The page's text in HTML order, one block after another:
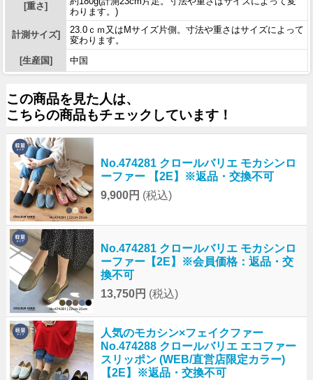
[重さ]
わります。)
計測サイズ]
23.0ｃｍ又はMサイズ片側。寸法や重さはサイズによって
変わります。
[生産国]
中国
この商品を見た人は、
こちらの商品もチェックしています！
No.474281 クロールバリエ モカシンロ
ーファー 【2E】※返品・交換不可
9,900円 (税込)
No.474281 クロールバリエ モカシンロ
ーファー【2E】※会員価格：返品・交
換不可
13,750円 (税込)
人気のモカシン×フェイクファー
No.474288 クロールバリエ エコファー
スリッポン (WEB/直営店限定カラー)
【2E】※返品・交換不可